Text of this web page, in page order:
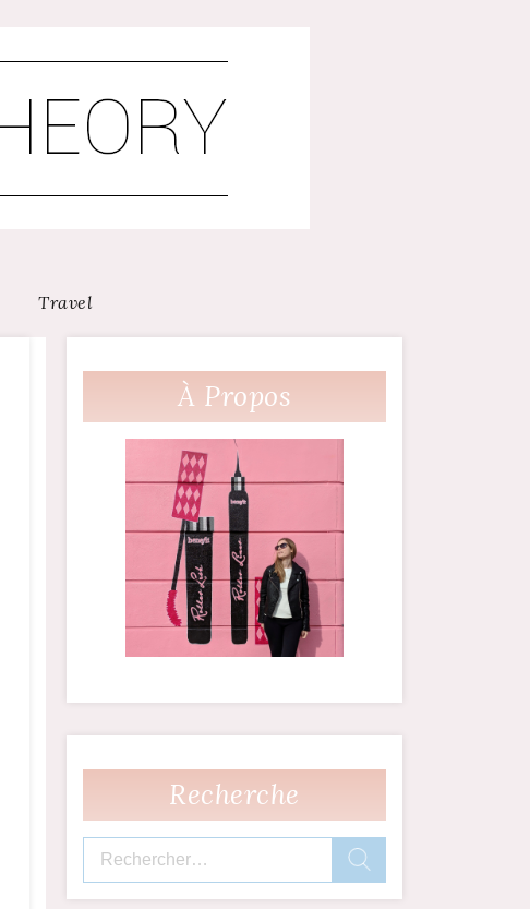
Travel
À Propos
Recherche
Rechercher :